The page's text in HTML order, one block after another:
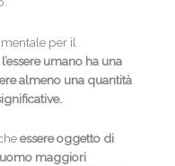
per il
l’essere umano ha una
almeno una quantità
essere oggetto di
maggiori